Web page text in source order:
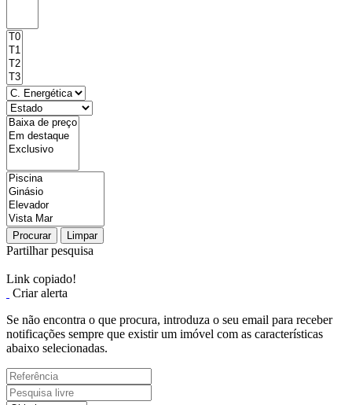
Procurar Limpar
Partilhar pesquisa
Link copiado!
Criar alerta
Se não encontra o que procura, introduza o seu email para receber
notificações sempre que existir um imóvel com as características
abaixo selecionadas.